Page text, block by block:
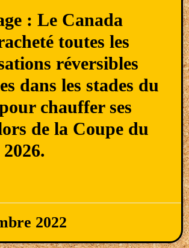
: Le Canada
toutes les
réversibles
dans les stades du
chauffer ses
de la Coupe du
2022